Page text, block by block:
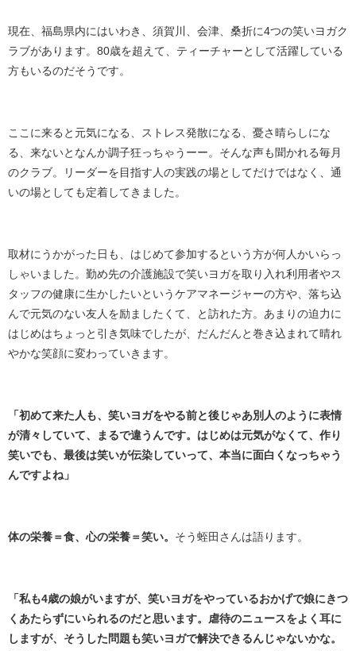
現在、福島県内にはいわき、須賀川、会津、桑折に4つの笑いヨガク
ラブがあります。80歳を超えて、ティーチャーとして活躍している
方もいるのだそうです。
ここに来ると元気になる、ストレス発散になる、憂さ晴らしにな
る、来ないとなんか調子狂っちゃうーー。そんな声も聞かれる毎月
のクラブ。リーダーを目指す人の実践の場としてだけではなく、通
いの場としても定着してきました。
取材にうかがった日も、はじめて参加するという方が何人かいらっ
しゃいました。勤め先の介護施設で笑いヨガを取り入れ利用者やス
タッフの健康に生かしたいというケアマネージャーの方や、落ち込
んで元気のない友人を励ましたくて、と訪れた方。あまりの迫力に
はじめはちょっと引き気味でしたが、だんだんと巻き込まれて晴れ
やかな笑顔に変わっていきます。
「初めて来た人も、笑いヨガをやる前と後じゃあ別人のように表情
が清々していて、まるで違うんです。はじめは元気がなくて、作り
笑いでも、最後は笑いが伝染していって、本当に面白くなっちゃう
んですよね」
体の栄養＝食、心の栄養＝笑い。 そう蛭田さんは語ります。
「私も4歳の娘がいますが、笑いヨガをやっているおかげで娘にきつ
くあたらずにいられるのだと思います。虐待のニュースをよく耳に
しますが、そうした問題も笑いヨガで解決できるんじゃないかな。